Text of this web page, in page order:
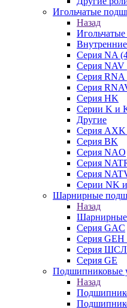
Игольчатые
Назад
Серия NA
Серия NAV
Серия RNA
Серия
Серия HK
Серии K и
Другие
Серия AXK
Серия BK
Серия NAO
Серия
Серия
Серии NK
Шарнирные
Назад
Серия GAC
Серия GEH
Серия ШСЛ
Серия GE
Подшипниковые
Назад